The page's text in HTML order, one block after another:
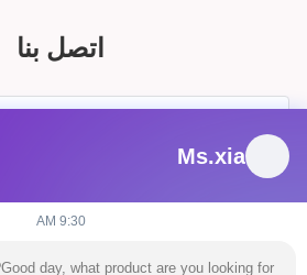
اتصل بنا
Ms.xia
9:30 AM
Good day, what product are you looking for?